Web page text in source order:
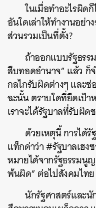
ในเมื่อทำอะไรผิด
อันใดเล่าให้ทำงานอย่
ส่วนรวมเป็นที่ตั้ง?
ถ้าออกแบบรัฐธร
สืบทอดอำนาจ” แล้ว ก็
กลไกรับผิดต่างๆ และช่
ฉะนั้น ตราบใดที่ยึดเป้า
เราจะได้รัฐบาลที่รับผิ
ด้วยเหตุนี้ การได้
แท็กด่าว่า #รัฐบาลเฮ
หมายได้จากรัฐธรรม
พ้นผิด” ต่อไปสังคมไทย
นักรัฐศาสตร์และนั